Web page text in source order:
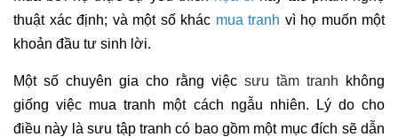
thuật xác định; và một số khác mua tranh vì họ muốn một
khoản đầu tư sinh lời.
Một số chuyên gia cho rằng việc sưu tầm tranh không
giống việc mua tranh một cách ngẫu nhiên. Lý do cho
điều này là sưu tập tranh có bao gồm một mục đích sẽ dẫn